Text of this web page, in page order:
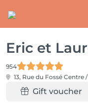
Eric et
954
13, Rue du Fossé Centre
Gift voucher